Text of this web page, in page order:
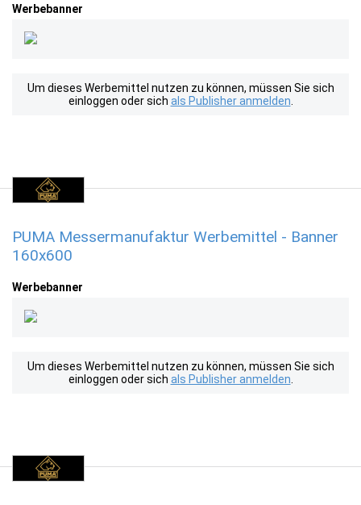
Werbebanner
Um dieses Werbemittel nutzen zu können, müssen Sie sich
einloggen oder sich als Publisher anmelden
PUMA Messermanufaktur Werbemittel - Banner
160x600
Werbebanner
Um dieses Werbemittel nutzen zu können, müssen Sie sich
einloggen oder sich als Publisher anmelden